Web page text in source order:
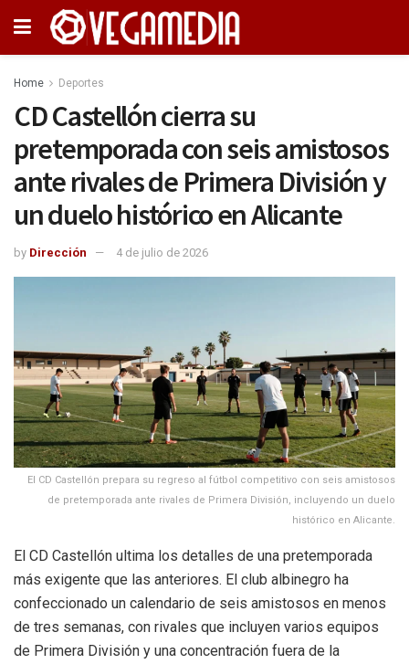
Home Deportes
CD Castellón cierra su
pretemporada con seis amistosos
ante rivales de Primera División y
un duelo histórico en Alicante
by Dirección 4 de julio de 2026
El CD Castellón prepara su regreso al fútbol competitivo con seis amistosos
de pretemporada ante rivales de Primera División, incluyendo un duelo
histórico en Alicante.
El CD Castellón ultima los detalles de una pretemporada
más exigente que las anteriores. El club albinegro ha
confeccionado un calendario de seis amistosos en menos
de tres semanas, con rivales que incluyen varios equipos
de Primera División y una concentración fuera de la